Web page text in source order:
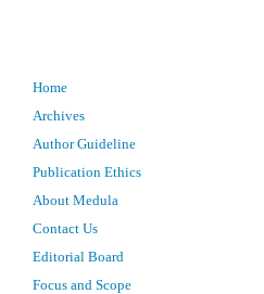
Home
Archives
Author Guideline
Publication Ethics
About Medula
Contact Us
Editorial Board
Focus and Scope